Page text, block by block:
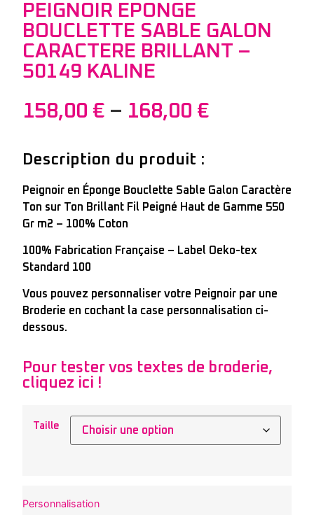
PEIGNOIR EPONGE
BOUCLETTE SABLE GALON
CARACTERE BRILLANT –
50149 KALINE
158,00 € – 168,00 €
Description du produit :
Peignoir en Éponge Bouclette Sable Galon Caractère
Ton sur Ton Brillant Fil Peigné Haut de Gamme 550
Gr m2 – 100% Coton
100% Fabrication Française – Label Oeko-tex
Standard 100
Vous pouvez personnaliser votre Peignoir par une
Broderie en cochant la case personnalisation ci-
dessous.
Pour tester vos textes de broderie,
cliquez ici !
Taille
Personnalisation